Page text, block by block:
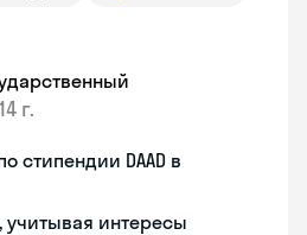
г.
стипендии DAAD в
учитывая интересы